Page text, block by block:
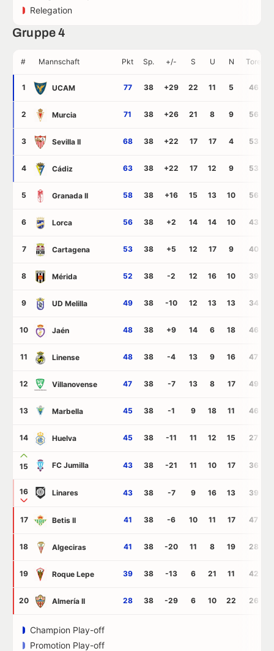
Relegation
Gruppe 4
# Mannschaft Pkt Sp. +/- S U N Tore
1 UCAM 77 38 +29 22 11 5 46
2 Murcia 71 38 +26 21 8 9 56
3 Sevilla II 68 38 +22 17 17 4 53
4 Cádiz 63 38 +22 17 12 9 53
5 Granada II 58 38 +16 15 13 10 56
6 Lorca 56 38 +2 14 14 10 43
7 Cartagena 53 38 +5 12 17 9 40
8 Mérida 52 38 -2 12 16 10 39
9 UD Melilla 49 38 -10 12 13 13 34
10 Jaén 48 38 +9 14 6 18 46
11 Linense 48 38 -4 13 9 16 47
12 Villanovense 47 38 -7 13 8 17 49
13 Marbella 45 38 -1 9 18 11 46
14 Huelva 45 38 -11 11 12 15 27
15 FC Jumilla 43 38 -21 11 10 17 36
16 Linares 43 38 -7 9 16 13 39
17 Betis II 41 38 -6 10 11 17 47
18 Algeciras 41 38 -20 11 8 19 28
19 Roque Lepe 39 38 -13 6 21 11 42
20 Almería II 28 38 -29 6 10 22 26
Champion Play-off
Promotion Play-off